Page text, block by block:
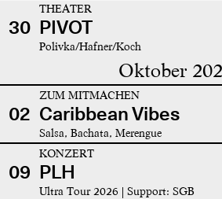
30
THEATER
PIVOT
Polivka/Hafner/Koch
Oktober
02
ZUM MITMACHEN
Caribbean Vibes
Salsa, Bachata, Merengue
09
KONZERT
PLH
Ultra Tour 2026 | Support: SGB